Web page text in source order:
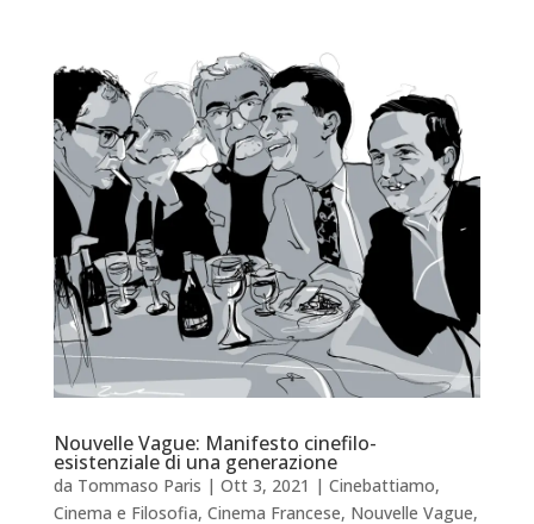
Nouvelle Vague: Manifesto cinefilo-
esistenziale di una generazione
da Tommaso Paris | Ott 3, 2021 | Cinebattiamo,
Cinema e Filosofia, Cinema Francese, Nouvelle Vague,